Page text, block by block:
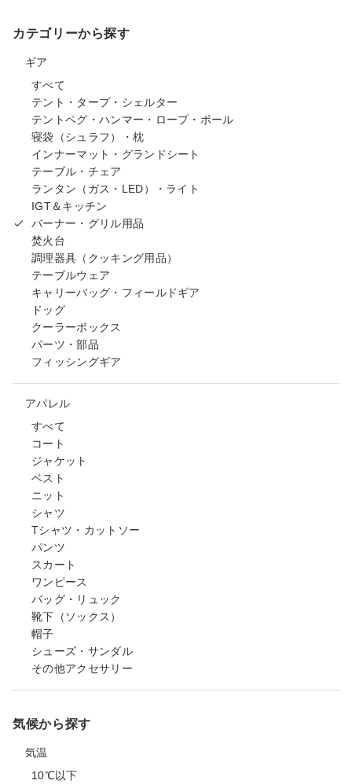
カテゴリーから探す
ギア
すべて
テント・タープ・シェルター
テントペグ・ハンマー・ロープ・ポール
寝袋（シュラフ）・枕
インナーマット・グランドシート
テーブル・チェア
ランタン（ガス・LED）・ライト
IGT＆キッチン
バーナー・グリル用品
焚火台
調理器具（クッキング用品）
テーブルウェア
キャリーバッグ・フィールドギア
ドッグ
クーラーボックス
パーツ・部品
フィッシングギア
アパレル
すべて
コート
ジャケット
ベスト
ニット
シャツ
Tシャツ・カットソー
パンツ
スカート
ワンピース
バッグ・リュック
靴下（ソックス）
帽子
シューズ・サンダル
その他アクセサリー
気候から探す
気温
10℃以下